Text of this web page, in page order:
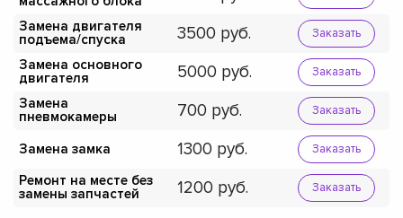
Замена двигателя
подъема/спуска
3500 Заказать
Замена основного
двигателя
5000 Заказать
Замена
пневмокамеры
700 Заказать
Замена замка 1300 Заказать
Ремонт на месте без
замены запчастей
1200 Заказать